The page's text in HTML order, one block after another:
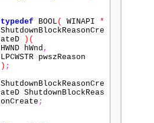
typedef BOOL ( WINAPI *
ShutdownBlockReasonCre
ateD
) (
HWND hWnd ,
LPCWSTR pwszReason
) ;
ShutdownBlockReasonCre
ateD ShutdownBlockReas
onCreate ;